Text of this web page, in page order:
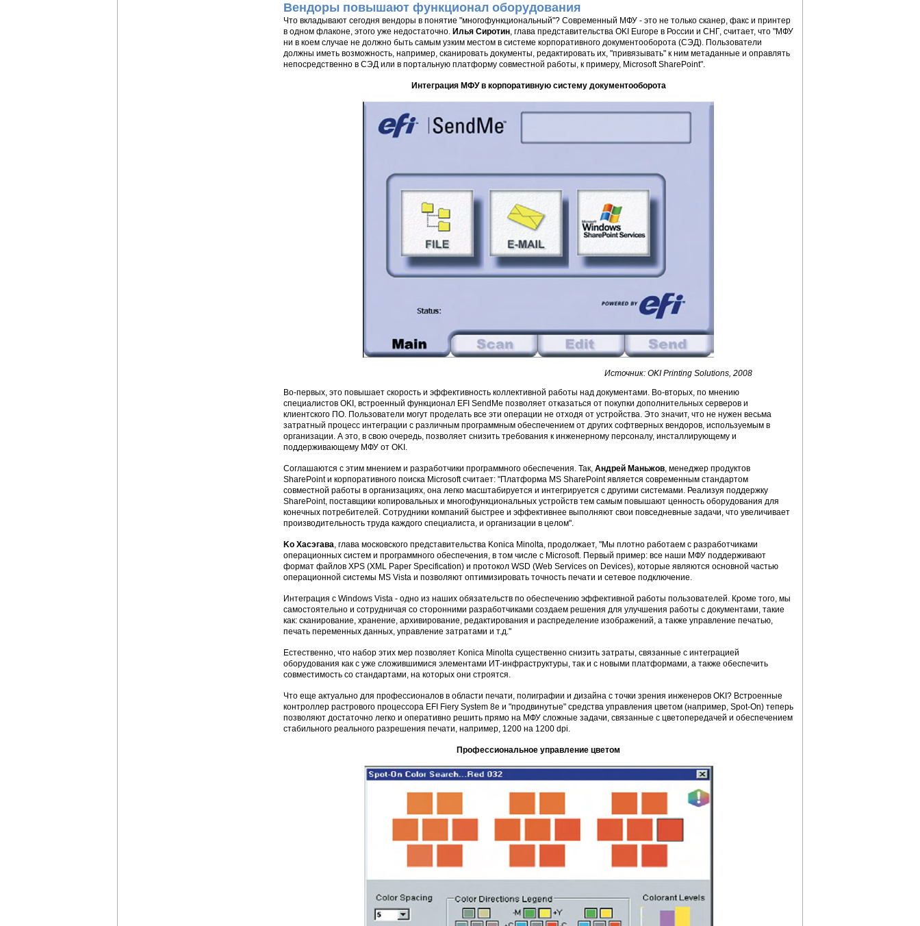
Вендоры повышают функционал оборудования
Что вкладывают сегодня вендоры в понятие "многофункциональный"? Современный МФУ - это не только сканер, факс и принтер
в одном флаконе, этого уже недостаточно. Илья Сиротин, глава представительства OKI Europe в России и СНГ, считает, что "МФУ
ни в коем случае не должно быть самым узким местом в системе корпоративного документооборота (СЭД). Пользователи
должны иметь возможность, например, сканировать документы, редактировать их, "привязывать" к ним метаданные и оправлять
непосредственно в СЭД или в портальную платформу совместной работы, к примеру, Microsoft SharePoint".
Интеграция МФУ в корпоративную систему документооборота
Источник: OKI Printing Solutions, 2008
Во-первых, это повышает скорость и эффективность коллективной работы над документами. Во-вторых, по мнению
специалистов OKI, встроенный функционал EFI SendMe позволяет отказаться от покупки дополнительных серверов и
клиентского ПО. Пользователи могут проделать все эти операции не отходя от устройства. Это значит, что не нужен весьма
затратный процесс интеграции с различным программным обеспечением от других софтверных вендоров, используемым в
организации. А это, в свою очередь, позволяет снизить требования к инженерному персоналу, инсталлирующему и
поддерживающему МФУ от OKI.
Соглашаются с этим мнением и разработчики программного обеспечения. Так, Андрей Маньжов, менеджер продуктов
SharePoint и корпоративного поиска Microsoft считает: "Платформа MS SharePoint является современным стандартом
совместной работы в организациях, она легко масштабируется и интегрируется с другими системами. Реализуя поддержку
SharePoint, поставщики копировальных и многофункциональных устройств тем самым повышают ценность оборудования для
конечных потребителей. Сотрудники компаний быстрее и эффективнее выполняют свои повседневные задачи, что увеличивает
производительность труда каждого специалиста, и организации в целом".
Ko Хасэгава, глава московского представительства Konica Minolta, продолжает, "Мы плотно работаем с разработчиками
операционных систем и программного обеспечения, в том числе с Microsoft. Первый пример: все наши МФУ поддерживают
формат файлов XPS (XML Paper Specification) и протокол WSD (Web Services on Devices), которые являются основной частью
операционной системы MS Vista и позволяют оптимизировать точность печати и сетевое подключение.
Интеграция с Windows Vista - одно из наших обязательств по обеспечению эффективной работы пользователей. Кроме того, мы
самостоятельно и сотрудничая со сторонними разработчиками создаем решения для улучшения работы с документами, такие
как: сканирование, хранение, архивирование, редактирования и распределение изображений, а также управление печатью,
печать переменных данных, управление затратами и т.д."
Естественно, что набор этих мер позволяет Konica Minolta существенно снизить затраты, связанные с интеграцией
оборудования как с уже сложившимися элементами ИТ-инфраструктуры, так и с новыми платформами, а также обеспечить
совместимость со стандартами, на которых они строятся.
Что еще актуально для профессионалов в области печати, полиграфии и дизайна с точки зрения инженеров OKI? Встроенные
контроллер растрового процессора EFI Fiery System 8e и "продвинутые" средства управления цветом (например, Spot-On) теперь
позволяют достаточно легко и оперативно решить прямо на МФУ сложные задачи, связанные с цветопередачей и обеспечением
стабильного реального разрешения печати, например, 1200 на 1200 dpi.
Профессиональное управление цветом